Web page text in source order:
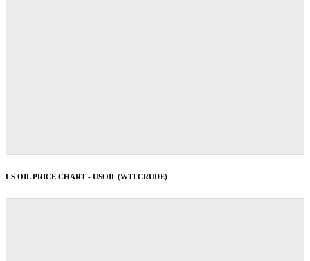
US OIL PRICE CHART - USOIL (WTI CRUDE)